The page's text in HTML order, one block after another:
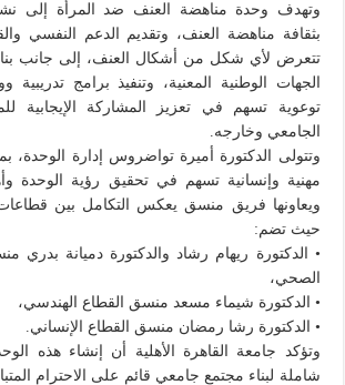
وتهدف وحدة مناهضة العنف ضد المرأة إلى
بثقافة مناهضة العنف، وتقديم الدعم النفسي
تتعرض لأي شكل من أشكال العنف، إلى جانب
الجهات الوطنية المعنية، وتنفيذ برامج
توعوية تسهم في تعزيز المشاركة الإيجابية
الجامعي وخارجه.
وتتولى الدكتورة أميرة تواضروس إدارة الوحدة،
مهنية وإنسانية تسهم في تحقيق رؤية الوحدة
ويعاونها فريق منسق يعكس التكامل بين قطاعات
حيث تضم:
• الدكتورة ريهام رشاد والدكتورة دميانة بدري
الصحي،
• الدكتورة شيماء مسعد منسق القطاع الهندسي،
• الدكتورة رشا رمضان منسق القطاع الإنساني.
وتؤكد جامعة القاهرة الأهلية أن إنشاء هذه
شاملة لبناء مجتمع جامعي قائم على الاحترام